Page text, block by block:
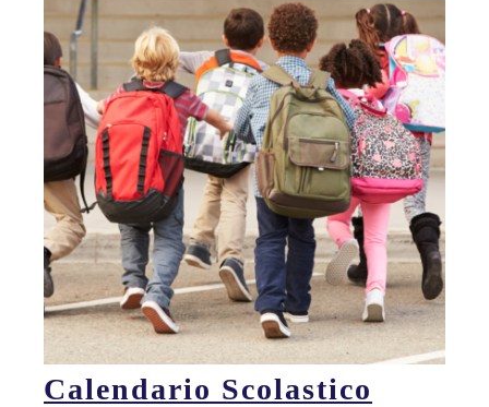
Calendario Scolastico